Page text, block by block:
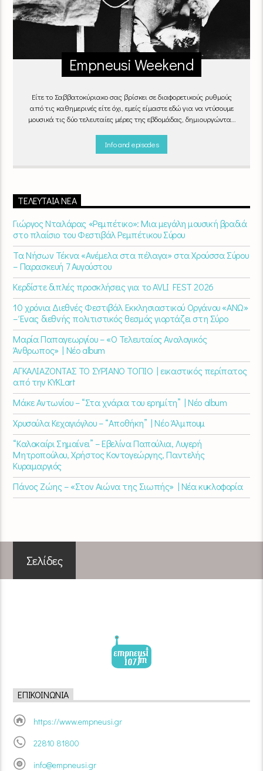
Empneusi Weekend
Είτε το Σαββατοκύριακο σας βρίσκει σε διαφορετικούς ρυθμούς
από τις καθημερινές είτε όχι, εμείς είμαστε εδώ για να ντύσουμε
μουσικά τις δύο τελευταίες μέρες της εβδομάδας, δημιουργώντας
Info and episodes
ΤΕΛΕΥΤΑΊΑ ΝΈΑ
Γιώργος Νταλάρας «Ρεμπέτικο»: Μια μεγάλη μουσική βραδιά
στο πλαίσιο του Φεστιβάλ Ρεμπέτικου Σύρου
Τα Νήσων Τέκνα «Ανέμελα στα πέλαγα» στα Χρούσσα Σύρου
– Παρασκευή 7 Αυγούστου
Κερδίστε διπλές προσκλήσεις για το AVLI FEST 2026
10 χρόνια Διεθνές Φεστιβάλ Εκκλησιαστικού Οργάνου «ΑΝΩ»
– Ένας διεθνής πολιτιστικός θεσμός γιορτάζει στη Σύρο​
Μαρία Παπαγεωργίου – «Ο Τελευταίος Αναλογικός
Άνθρωπος» | Νέο album
ΑΓΚΑΛΙΑΖΟΝΤΑΣ ΤΟ ΣΥΡΙΑΝΟ ΤΟΠΙΟ | εικαστικός περίπατος
από την KYKLart
Μάκε Αντωνίου – “Στα χνάρια του ερημίτη” | Νέο album
Χρυσούλα Κεχαγιόγλου – “Αποθήκη” | Νέο Άλμπουμ
“Καλοκαίρι Σημαίνει” – Εβελίνα Παπούλια, Λυγερή
Μητροπούλου, Χρήστος Κοντογεώργης, Παντελής
Κυραμαργιός
Πάνος Ζώης – «Στον Αιώνα της Σιωπής» | Νέα κυκλοφορία
Σελίδες
ΕΠΙΚΟΙΝΩΝΊΑ
https://www.empneusi.gr
22810 81800
info@empneusi.gr